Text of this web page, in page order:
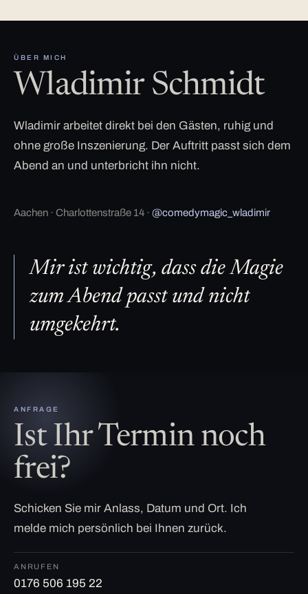
ÜBER MICH
Wladimir Schmidt
Wladimir arbeitet direkt bei den Gästen, ruhig und
ohne große Inszenierung. Der Auftritt passt sich dem
Abend an und unterbricht ihn nicht.
Aachen · Charlottenstraße 14 · @comedymagic_wladimir
Mir ist wichtig, dass die Magie
zum Abend passt und nicht
umgekehrt.
ANFRAGE
Ist Ihr Termin noch
frei?
Schicken Sie mir Anlass, Datum und Ort. Ich
melde mich persönlich bei Ihnen zurück.
ANRUFEN
0176 506 195 22